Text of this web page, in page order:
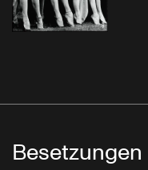
Besetzungen